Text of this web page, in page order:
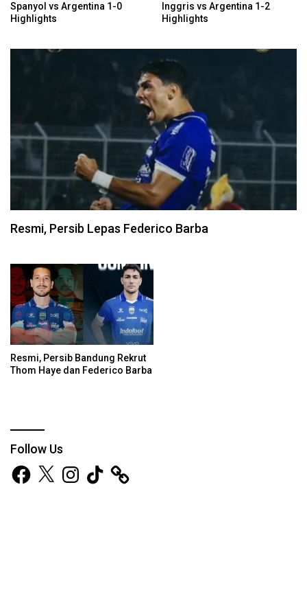
Spanyol vs Argentina 1-0
Highlights
Inggris vs Argentina 1-2
Highlights
Resmi, Persib Lepas Federico Barba
Resmi, Persib Bandung Rekrut
Thom Haye dan Federico Barba
Follow Us
Facebook
X Instagram
TikTok